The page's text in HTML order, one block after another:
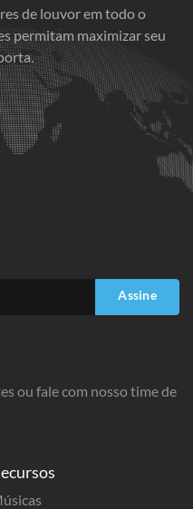
de louvor em todo o
permitam maximizar seu
Assine
ou fale com nosso time de